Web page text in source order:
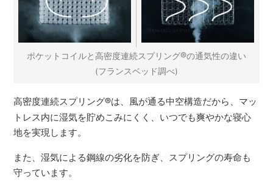
ポケットコイルと高密度連続スプリング®の通気性の違い
(フランスベッド調べ)
高密度連続スプリング®は、風が通る中空構造だから、マッ
トレス内に湿気を貯めこみにくく、いつでも爽やかな寝心
地を実現します。
また、湿気による鋼線の劣化を防ぎ、スプリングの寿命も
守っています。